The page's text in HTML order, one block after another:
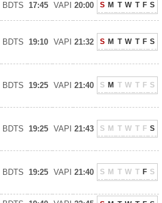
BDTS 17:45 VAPI 20:00 S M T W T F S
BDTS 19:10 VAPI 21:32 S M T W T F S
BDTS 19:25 VAPI 21:40 S M T W T F S
BDTS 19:25 VAPI 21:43 S M T W T F S
BDTS 19:25 VAPI 21:40 S M T W T F S